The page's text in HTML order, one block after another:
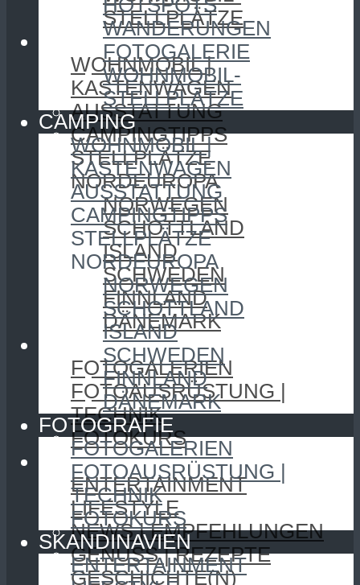
STELLPLÄTZE
CAMPING
WOHNMOBIL |
KASTENWAGEN
AUSSTATTUNG
CAMPINGTIPPS
STELLPLÄTZE
NORDEUROPA
NORWEGEN
SCHOTTLAND
ISLAND
SCHWEDEN
FINNLAND
DÄNEMARK
FOTOGRAFIE
FOTOGALERIEN
FOTOAUSRÜSTUNG |
TECHNIK
FOTOKURS
SKANDINAVIEN
ENTERTAINMENT
LIFESTYLE
NEWS | EMPFEHLUNGEN
GENUSS | REZEPTE
GESCHICHTE(N)
HOTSPOTS
WANDERUNGEN
FOTOGALERIE
WOHNMOBIL-
STELLPLÄTZE
CAMPING
WOHNMOBIL |
KASTENWAGEN
AUSSTATTUNG
CAMPINGTIPPS
STELLPLÄTZE
NORDEUROPA
NORWEGEN
SCHOTTLAND
ISLAND
SCHWEDEN
FINNLAND
DÄNEMARK
FOTOGRAFIE
FOTOGALERIEN
FOTOAUSRÜSTUNG |
TECHNIK
FOTOKURS
SKANDINAVIEN
ENTERTAINMENT